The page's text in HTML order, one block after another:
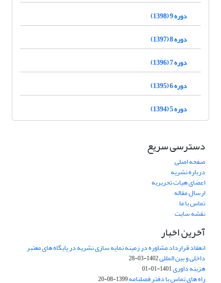
دوره 9 (1398)
دوره 8 (1397)
دوره 7 (1396)
دوره 6 (1395)
دوره 5 (1394)
دسترسی سریع
صفحه اصلی
درباره نشریه
اعضای هیات تحریریه
ارسال مقاله
تماس با ما
نقشه سایت
آخرین اخبار
انعقاد قرارداد مشاوره در زمینه نمایه سازی نشریه در پایگاه های معتبر
داخلی و بین المللی1402-03-28
هزینه داوری1401-01-01
راه های تماس با دفتر فصلنامه1399-08-20